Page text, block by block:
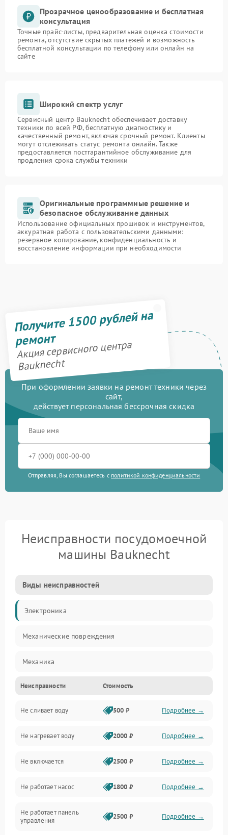
Прозрачное ценообразование и бесплатная
консультация
Точные прайс-листы, предварительная оценка стоимости
ремонта, отсутствие скрытых платежей и возможность
бесплатной консультации по телефону или онлайн на
сайте
Широкий спектр услуг
Сервисный центр Bauknecht обеспечивает доставку
техники по всей РФ, бесплатную диагностику и
качественный ремонт, включая срочный ремонт. Клиенты
могут отслеживать статус ремонта онлайн. Также
предоставляется постгарантийное обслуживание для
продления срока службы техники
Оригинальные программные решение и
безопасное обслуживание данных
Использование официальных прошивок и инструментов,
аккуратная работа с пользовательскими данными:
резервное копирование, конфиденциальность и
восстановление информации при необходимости
Получите 1500 рублей на
ремонт
Акция сервисного центра
Bauknecht
При оформлении заявки на ремонт техники через
сайт,
действует персональная бессрочная скидка
Отправляя, Вы соглашаетесь с политикой конфиденциальности
Неисправности посудомоечной
машины Bauknecht
Виды неисправностей
Электроника
Механические повреждения
Механика
Управление
Электропитание
Датчики
Нагрев
Вода
Гигиена
Неисправности Стоимость
Не сливает воду 500 ₽ Подробнее →
Не нагревает воду 2000 ₽ Подробнее →
Не включается 2500 ₽ Подробнее →
Не работает насос 1800 ₽ Подробнее →
Не работает панель
управления
2500 ₽ Подробнее →